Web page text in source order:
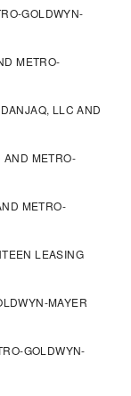
GOLDWYN-
METRO-
LLC AND
AND METRO-
METRO-
LEASING
MAYER
GOLDWYN-